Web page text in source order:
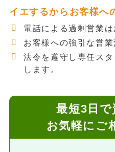
イエするからお客様へ
電話による過剰営業は
お客様への強引な営
法令を遵守し専任スタ
します。
最短3日で
お気軽にご